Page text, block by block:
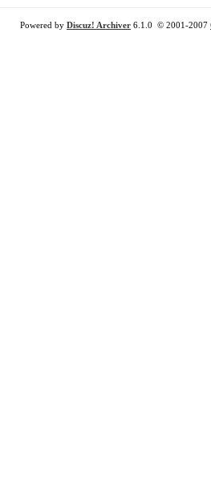
Powered by Discuz! Archiver 6.1.0 © 2001-2007